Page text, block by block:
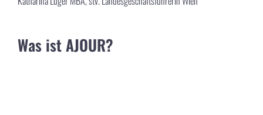
Was ist AJOUR?